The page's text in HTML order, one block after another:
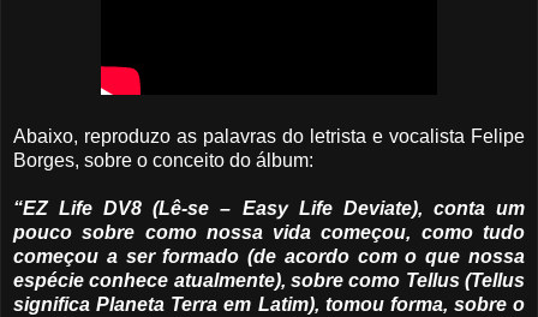
Abaixo, reproduzo as palavras do letrista e vocalista Felipe
Borges, sobre o conceito do álbum:
“EZ Life DV8 (Lê-se – Easy Life Deviate), conta um
pouco sobre como nossa vida começou, como tudo
começou a ser formado (de acordo com o que nossa
espécie conhece atualmente), sobre como Tellus (Tellus
significa Planeta Terra em Latim), tomou forma, sobre o